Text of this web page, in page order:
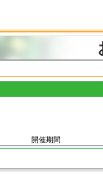
開催期間